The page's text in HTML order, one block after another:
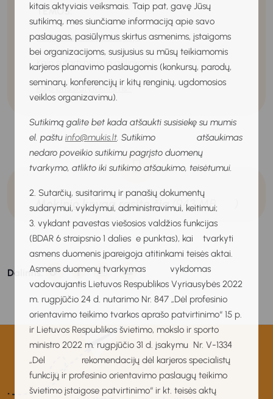
kitais aktyviais veiksmais. Taip pat, gavę Jūsų
sutikimą, mes siunčiame informaciją apie savo
paslaugas, pasiūlymus skirtus asmenims, įstaigoms
bei organizacijoms, susijusius su mūsų teikiamomis
karjeros planavimo paslaugomis (konkursų, parodų,
seminarų, konferencijų ir kitų renginių, ugdomosios
veiklos organizavimu).
Sutikimą galite bet kada atšaukti susisiekę su mumis
el. paštu info@mukis.lt. Sutikimo atšaukimas
nedaro poveikio sutikimu pagrįsto duomenų
tvarkymo, atlikto iki sutikimo atšaukimo, teisėtumui.
2. Sutarčių, susitarimų ir panašių dokumentų
sudarymui, vykdymui, administravimui, keitimui;
3. vykdant pavestas viešosios valdžios funkcijas
(BDAR 6 straipsnio 1 dalies e punktas), kai tvarkyti
asmens duomenis įpareigoja atitinkami teisės aktai.
Asmens duomenų tvarkymas vykdomas
vadovaujantis Lietuvos Respublikos Vyriausybės 2022
m. rugpjūčio 24 d. nutarimo Nr. 847 „Dėl profesinio
orientavimo teikimo tvarkos aprašo patvirtinimo“ 15 p.
ir Lietuvos Respublikos švietimo, mokslo ir sporto
ministro 2022 m. rugpjūčio 31 d. įsakymu Nr. V-1334
„Dėl rekomendacijų dėl karjeros specialistų
funkcijų ir profesinio orientavimo paslaugų teikimo
švietimo įstaigose patvirtinimo“ ir kt. teisės aktų
TEMOS:
Karjeros sėkmės paslaptys
Kaip sutarti naujoje aplinkoje?
Kaip prisistatyti kitiems?
Mokinio knygą rasite čia(943 MB
Dalintis: